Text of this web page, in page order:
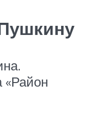
«Район